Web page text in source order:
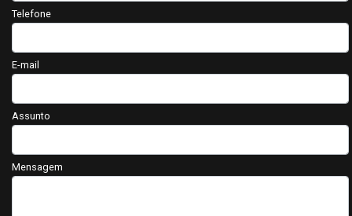
Telefone
E-mail
Assunto
Mensagem